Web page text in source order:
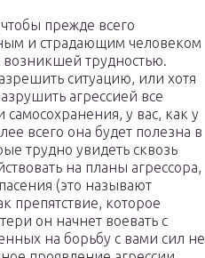
прежде всего
и страдающим человеком
возникшей трудностью.
ситуацию, или хотя
агрессией все
у вас, как у
всего она будет полезна в
трудно увидеть сквозь
на планы агрессора,
(это называют
препятствие, которое
он начнет воевать с
на борьбу с вами сил не